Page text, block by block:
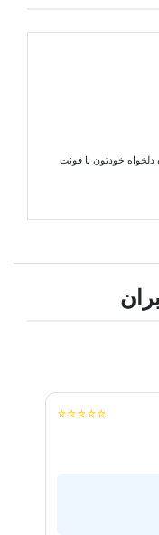
دلخواه خودتون با فونت
⭐⭐⭐⭐⭐